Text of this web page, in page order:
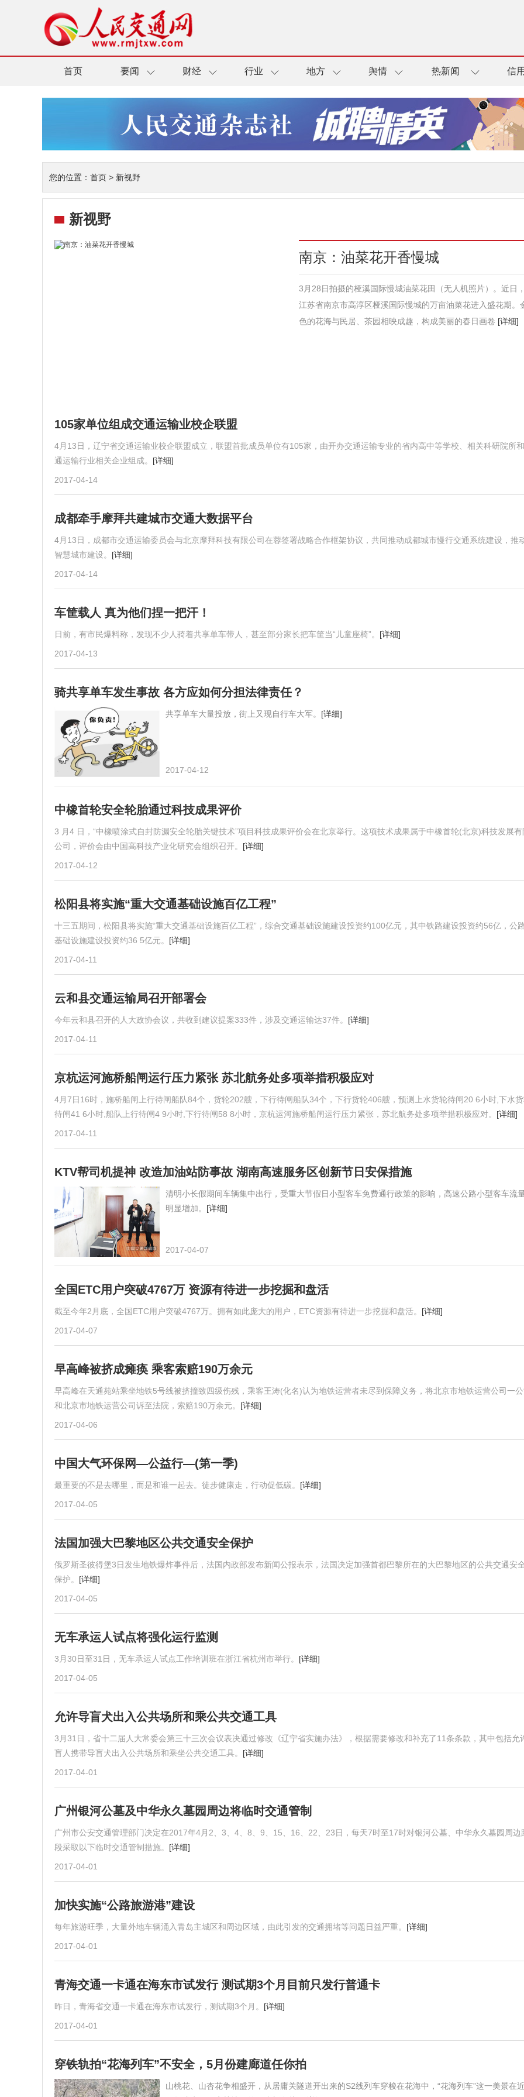
首页 要闻 财经 行业 地方 舆情 热新闻 信
您的位置： 首页 > 新视野
新视野
南京：油菜花开香慢城
3月28日拍摄的桠溪国际慢城油菜花田（无人机照片）。近日
江苏省南京市高淳区桠溪国际慢城的万亩油菜花进入盛花期。
色的花海与民居、茶园相映成趣，构成美丽的春日画卷 [详细]
105家单位组成交通运输业校企联盟
4月13日，辽宁省交通运输业校企联盟成立，联盟首批成员单位有105家，由开办交通运输专业的省内高中等学校、相关科研院所
通运输行业相关企业组成。 [详细]
2017-04-14
成都牵手摩拜共建城市交通大数据平台
4月13日，成都市交通运输委员会与北京摩拜科技有限公司在蓉签署战略合作框架协议，共同推动成都城市慢行交通系统建设，推
智慧城市建设。 [详细]
2017-04-14
车筐载人 真为他们捏一把汗！
日前，有市民爆料称，发现不少人骑着共享单车带人，甚至部分家长把车筐当“儿童座椅”。 [详细]
2017-04-13
骑共享单车发生事故 各方应如何分担法律责任？
共享单车大量投放，街上又现自行车大军。 [详细]
2017-04-12
中橡首轮安全轮胎通过科技成果评价
3 月4 日，“中橡喷涂式自封防漏安全轮胎关键技术”项目科技成果评价会在北京举行。这项技术成果属于中橡首轮(北京)科技发展有
公司，评价会由中国高科技产业化研究会组织召开。 [详细]
2017-04-12
松阳县将实施“重大交通基础设施百亿工程”
十三五期间，松阳县将实施“重大交通基础设施百亿工程”，综合交通基础设施建设投资约100亿元，其中铁路建设投资约56亿，公
基础设施建设投资约36 5亿元。 [详细]
2017-04-11
云和县交通运输局召开部署会
今年云和县召开的人大政协会议，共收到建议提案333件，涉及交通运输达37件。 [详细]
2017-04-11
京杭运河施桥船闸运行压力紧张 苏北航务处多项举措积极应对
4月7日16时，施桥船闸上行待闸船队84个，货轮202艘，下行待闸船队34个，下行货轮406艘，预测上水货轮待闸20 6小时,下水
待闸41 6小时,船队上行待闸4 9小时,下行待闸58 8小时，京杭运河施桥船闸运行压力紧张，苏北航务处多项举措积极应对。 [详细]
2017-04-11
KTV帮司机提神 改造加油站防事故 湖南高速服务区创新节日安保措施
清明小长假期间车辆集中出行，受重大节假日小型客车免费通行政策的影响，高速公路小型客车流
明显增加。 [详细]
2017-04-07
全国ETC用户突破4767万 资源有待进一步挖掘和盘活
截至今年2月底，全国ETC用户突破4767万。拥有如此庞大的用户，ETC资源有待进一步挖掘和盘活。 [详细]
2017-04-07
早高峰被挤成瘫痪 乘客索赔190万余元
早高峰在天通苑站乘坐地铁5号线被挤撞致四级伤残，乘客王涛(化名)认为地铁运营者未尽到保障义务，将北京市地铁运营公司一
和北京市地铁运营公司诉至法院，索赔190万余元。 [详细]
2017-04-06
中国大气环保网—公益行—(第一季)
最重要的不是去哪里，而是和谁一起去。徒步健康走，行动促低碳。 [详细]
2017-04-05
法国加强大巴黎地区公共交通安全保护
俄罗斯圣彼得堡3日发生地铁爆炸事件后，法国内政部发布新闻公报表示，法国决定加强首都巴黎所在的大巴黎地区的公共交通安
保护。 [详细]
2017-04-05
无车承运人试点将强化运行监测
3月30日至31日，无车承运人试点工作培训班在浙江省杭州市举行。 [详细]
2017-04-05
允许导盲犬出入公共场所和乘公共交通工具
3月31日，省十二届人大常委会第三十三次会议表决通过修改《辽宁省实施办法》，根据需要修改和补充了11条条款，其中包括允
盲人携带导盲犬出入公共场所和乘坐公共交通工具。 [详细]
2017-04-01
广州银河公墓及中华永久墓园周边将临时交通管制
广州市公安交通管理部门决定在2017年4月2、3、4、8、9、15、16、22、23日，每天7时至17时对银河公墓、中华永久墓园周边
段采取以下临时交通管制措施。 [详细]
2017-04-01
加快实施“公路旅游港”建设
每年旅游旺季，大量外地车辆涌入青岛主城区和周边区域，由此引发的交通拥堵等问题日益严重。 [详细]
2017-04-01
青海交通一卡通在海东市试发行 测试期3个月目前只发行普通卡
昨日，青海省交通一卡通在海东市试发行，测试期3个月。 [详细]
2017-04-01
穿铁轨拍“花海列车”不安全，5月份建廊道任你拍
山桃花、山杏花争相盛开，从居庸关隧道开出来的S2线列车穿梭在花海中，“花海列车”这一美景在